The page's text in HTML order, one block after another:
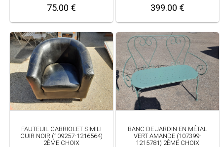
75.00 € 399.00 €
FAUTEUIL CABRIOLET SIMILI
CUIR NOIR (109257-1216564)
2ÈME CHOIX
BANC DE JARDIN EN MÉTAL
VERT AMANDE (107399-
1215781) 2ÈME CHOIX